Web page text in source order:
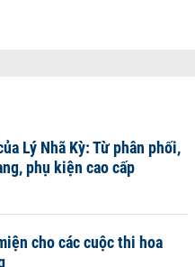
Lý Nhã Kỳ: Từ phân phối,
phụ kiện cao cấp
cho các cuộc thi hoa